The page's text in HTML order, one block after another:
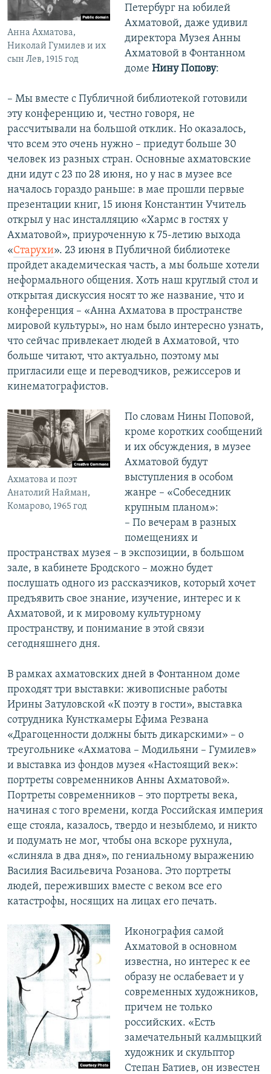
Анна Ахматова,
Николай Гумилев и их
сын Лев, 1915 год
Петербург на юбилей
Ахматовой, даже удивил
директора Музея Анны
Ахматовой в Фонтанном
доме Нину Попову:
– Мы вместе с Публичной библиотекой готовили
эту конференцию и, честно говоря, не
рассчитывали на большой отклик. Но оказалось,
что всем это очень нужно – приедут больше 30
человек из разных стран. Основные ахматовские
дни идут с 23 по 28 июня, но у нас в музее все
началось гораздо раньше: в мае прошли первые
презентации книг, 15 июня Константин Учитель
открыл у нас инсталляцию «Хармс в гостях у
Ахматовой», приуроченную к 75-летию выхода
«Старухи». 23 июня в Публичной библиотеке
пройдет академическая часть, а мы больше хотели
неформального общения. Хоть наш круглый стол и
открытая дискуссия носят то же название, что и
конференция – «Анна Ахматова в пространстве
мировой культуры», но нам было интересно узнать,
что сейчас привлекает людей в Ахматовой, что
больше читают, что актуально, поэтому мы
пригласили еще и переводчиков, режиссеров и
кинематографистов.
Ахматова и поэт
Анатолий Найман,
Комарово, 1965 год
По словам Нины Поповой,
кроме коротких сообщений
и их обсуждения, в музее
Ахматовой будут
выступления в особом
жанре – «Собеседник
крупным планом»:
– По вечерам в разных
помещениях и
пространствах музея – в экспозиции, в большом
зале, в кабинете Бродского – можно будет
послушать одного из рассказчиков, который хочет
предъявить свое знание, изучение, интерес и к
Ахматовой, и к мировому культурному
пространству, и понимание в этой связи
сегодняшнего дня.
В рамках ахматовских дней в Фонтанном доме
проходят три выставки: живописные работы
Ирины Затуловской «К поэту в гости», выставка
сотрудника Кунсткамеры Ефима Резвана
«Драгоценности должны быть дикарскими» – о
треугольнике «Ахматова – Модильяни – Гумилев»
и выставка из фондов музея «Настоящий век»:
портреты современников Анны Ахматовой».
Портреты современников – это портреты века,
начиная с того времени, когда Российская империя
еще стояла, казалось, твердо и незыблемо, и никто
и подумать не мог, чтобы она вскоре рухнула,
«слиняла в два дня», по гениальному выражению
Василия Васильевича Розанова. Это портреты
людей, переживших вместе с веком все его
катастрофы, носящих на лицах его печать.
Иконография самой
Ахматовой в основном
известна, но интерес к ее
образу не ослабевает и у
современных художников,
причем не только
российских. «Есть
замечательный калмыцкий
художник и скульптор
Степан Батиев, он известен